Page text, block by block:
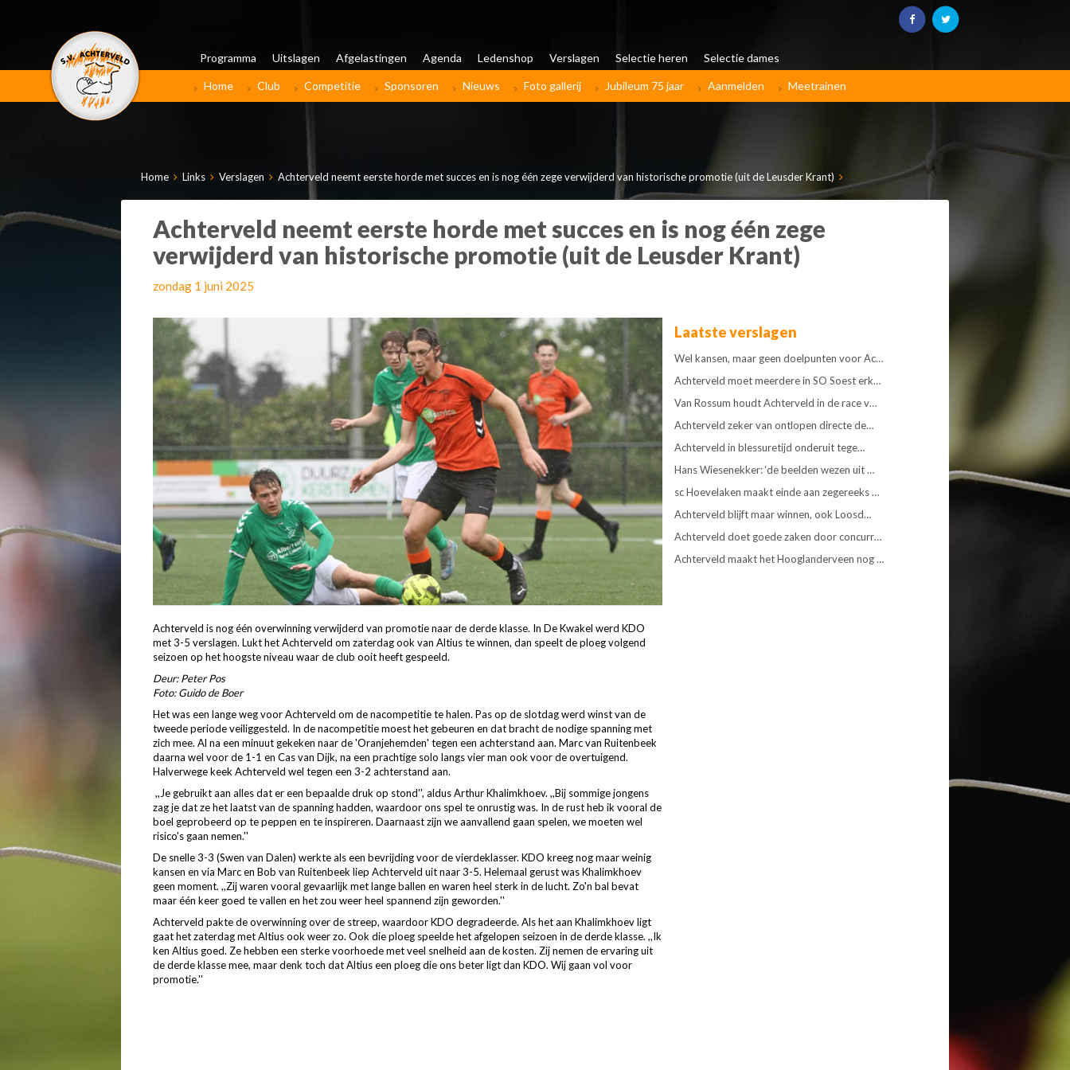
Programma Uitslagen Afgelastingen Agenda Ledenshop Verslagen Selectie heren Selectie dames
Home Club Competitie Sponsoren Nieuws Foto gallerij Jubileum 75 jaar Aanmelden Meetrainen
Home Links Verslagen Achterveld neemt eerste horde met succes en is nog één zege verwijderd van historische promotie (uit de Leusder Krant)
Achterveld neemt eerste horde met succes en is nog één zege
verwijderd van historische promotie (uit de Leusder Krant)
zondag 1 juni 2025
Achterveld is nog één overwinning verwijderd van promotie naar de derde klasse. In De Kwakel werd KDO
met 3-5 verslagen. Lukt het Achterveld om zaterdag ook van Altius te winnen, dan speelt de ploeg volgend
seizoen op het hoogste niveau waar de club ooit heeft gespeeld.
Deur: Peter Pos
Foto: Guido de Boer
Het was een lange weg voor Achterveld om de nacompetitie te halen. Pas op de slotdag werd winst van de
tweede periode veiliggesteld. In de nacompetitie moest het gebeuren en dat bracht de nodige spanning met
zich mee. Al na een minuut gekeken naar de 'Oranjehemden' tegen een achterstand aan. Marc van Ruitenbeek
daarna wel voor de 1-1 en Cas van Dijk, na een prachtige solo langs vier man ook voor de overtuigend.
Halverwege keek Achterveld wel tegen een 3-2 achterstand aan.
,,Je gebruikt aan alles dat er een bepaalde druk op stond'', aldus Arthur Khalimkhoev. ,,Bij sommige jongens
zag je dat ze het laatst van de spanning hadden, waardoor ons spel te onrustig was. In de rust heb ik vooral de
boel geprobeerd op te peppen en te inspireren. Daarnaast zijn we aanvallend gaan spelen, we moeten wel
risico's gaan nemen.''
De snelle 3-3 (Swen van Dalen) werkte als een bevrijding voor de vierdeklasser. KDO kreeg nog maar weinig
kansen en via Marc en Bob van Ruitenbeek liep Achterveld uit naar 3-5. Helemaal gerust was Khalimkhoev
geen moment. ,,Zij waren vooral gevaarlijk met lange ballen en waren heel sterk in de lucht. Zo'n bal bevat
maar één keer goed te vallen en het zou weer heel spannend zijn geworden.''
Achterveld pakte de overwinning over de streep, waardoor KDO degradeerde. Als het aan Khalimkhoev ligt
gaat het zaterdag met Altius ook weer zo. Ook die ploeg speelde het afgelopen seizoen in de derde klasse. ,,Ik
ken Altius goed. Ze hebben een sterke voorhoede met veel snelheid aan de kosten. Zij nemen de ervaring uit
de derde klasse mee, maar denk toch dat Altius een ploeg die ons beter ligt dan KDO. Wij gaan vol voor
promotie.''
Laatste verslagen
Wel kansen, maar geen doelpunten voor Ac…
Achterveld moet meerdere in SO Soest erk…
Van Rossum houdt Achterveld in de race v…
Achterveld zeker van ontlopen directe de…
Achterveld in blessuretijd onderuit tege…
Hans Wiesenekker: ‘de beelden wezen uit …
sc Hoevelaken maakt einde aan zegereeks …
Achterveld blijft maar winnen, ook Loosd…
Achterveld doet goede zaken door concurr…
Achterveld maakt het Hooglanderveen nog …